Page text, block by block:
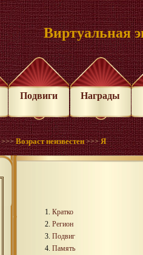
Виртуальная
Подвиги Награды
>>>Возраст неизвестен >>>Я
Кратко
Регион
Подвиг
Память